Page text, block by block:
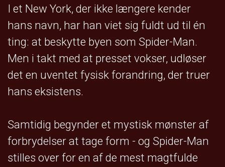
I et New York, der ikke længere kender
hans navn, har han viet sig fuldt ud til én
ting: at beskytte byen som Spider-Man.
Men i takt med at presset vokser, udløser
det en uventet fysisk forandring, der truer
hans eksistens.
Samtidig begynder et mystisk mønster af
forbrydelser at tage form - og Spider-Man
stilles over for en af de mest magtfulde